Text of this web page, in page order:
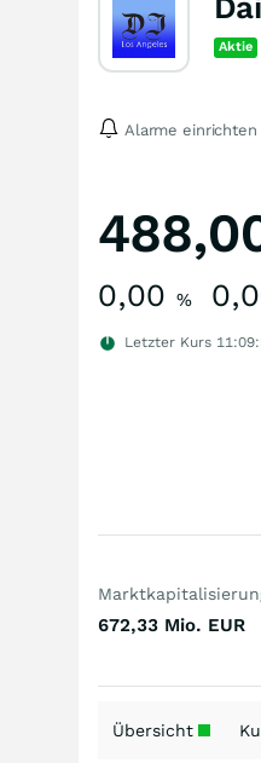
Aktie
Alarme einrichten
0,00 %
Letzter Kurs
672,33 Mio. EUR
Übersicht